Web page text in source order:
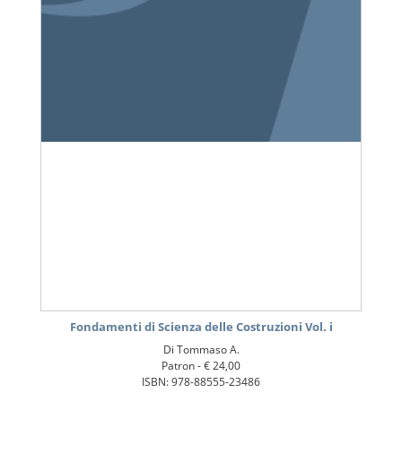
Fondamenti di Scienza delle Costruzioni Vol. i
Di Tommaso A.
Patron -€ 24,00
ISBN: 978-88555-23486